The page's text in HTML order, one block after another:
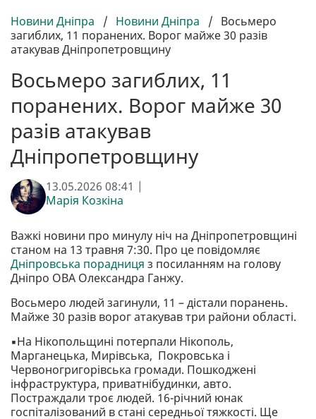
Новини Дніпра / Новини Дніпра / Восьмеро
загиблих, 11 поранених. Ворог майже 30 разів
атакував Дніпропетровщину
Восьмеро загиблих, 11
поранених. Ворог майже 30
разів атакував
Дніпропетровщину
13.05.2026 08:41 |
Марія Козкіна
Важкі новини про минулу ніч на Дніпропетровщині
станом на 13 травня 7:30. Про це повідомляє
Дніпровська порадниця з посиланням на голову
Дніпро ОВА Олександра Ганжу.
Восьмеро людей загинули, 11 – дістали поранень.
Майже 30 разів ворог атакував три райони області.
▪️На Нікопольщині потерпали Нікополь,
Марганецька, Мирівська, Покровська і
Червоногригорівська громади. Пошкоджені
інфраструктура, приватнібудинки, авто.
Постраждали троє людей. 16-річний юнак
госпіталізований в стані середньої тяжкості. Ще